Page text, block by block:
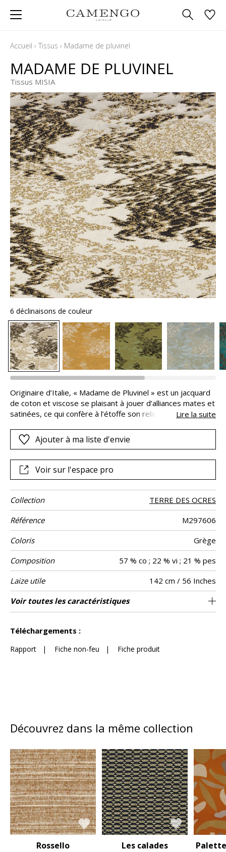
Accueil › Tissus › Madame de pluvinel
MADAME DE PLUVINEL
Tissus MISIA
6 déclinaisons de couleur
Originaire d’Italie, « Madame de Pluvinel » est un jacquard
de coton et viscose se plaisant à jouer d’alliances mates et
satinées, ce qui confère à l’étoffe son relief et sa
éclore ce motif micro texturé, qui fait toute l’originalité et
le raffinement de cette étoffe.
Lire la suite
Ajouter à ma liste d'envie
Voir sur l'espace pro
Collection
TERRE DES OCRES
Référence
M297606
Coloris
Grège
Composition
57 % co ; 22 % vi ; 21 % pes
Laize utile
142 cm / 56 Inches
Raccord
Raccord droit
Sens De large
Poids g/m² 290
Performance
Accoustique
aw - 0.15
Usage
Entretien
Pays d'origine Italie
Rapport
Horizontal
71 cm / 28 Inches
Rapport
Vertical
54 cm / 21 Inches
Voir toutes les caractéristiques
Téléchargements :
Rapport | Fiche non-feu | Fiche produit
Découvrez dans la même collection
Rossello Les calades